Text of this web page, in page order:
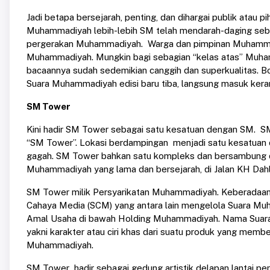
Jadi betapa bersejarah, penting, dan dihargai publik atau
Muhammadiyah lebih-lebih SM telah mendarah-daging
pergerakan Muhammadiyah. Warga dan pimpinan
Muhammadiyah. Mungkin bagi sebagian “kelas atas”
bacaannya sudah sedemikian canggih dan superkualitas.
Suara Muhammadiyah edisi baru tiba, langsung masuk
SM Tower
Kini hadir SM Tower sebagai satu kesatuan dengan SM.
“SM Tower”. Lokasi berdampingan menjadi satu
gagah. SM Tower bahkan satu kompleks dan
Muhammadiyah yang lama dan bersejarah, di Jalan KH
SM Tower milik Persyarikatan Muhammadiyah.
Cahaya Media (SCM) yang antara lain mengelola Suara
Amal Usaha di bawah Holding Muhammadiyah. Nama
yakni karakter atau ciri khas dari suatu produk yang
Muhammadiyah.
SM Tower hadir sebagai gedung artistik delapan lantai